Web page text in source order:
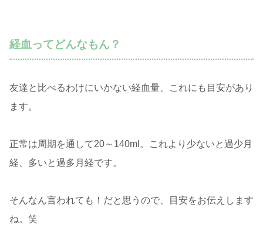
経血ってどんなもん？
友達と比べるわけにいかない経血量、これにも目安があり
ます。
正常は周期を通して20～140ml。これより少ないと過少月
経、多いと過多月経です。
そんなん言われても！だと思うので、目安をお伝えします
ね。笑